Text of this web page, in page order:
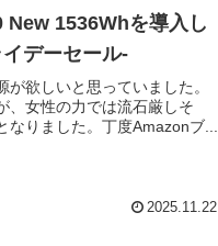
1536Whを導入し
デーセール-
欲しいと思っていました。
、女性の力では流石厳しそ
なりました。丁度Amazonブ...
2025.11.22